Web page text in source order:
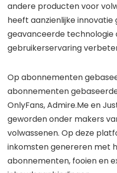
andere producten voor
heeft aanzienlijke innovatie
geavanceerde technologie
gebruikerservaring
Op abonnementen
abonnementen
OnlyFans, Admire.Me en
geworden onder makers
volwassenen. Op deze
inkomsten genereren met
abonnementen, fooien en